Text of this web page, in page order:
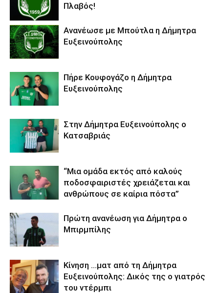
Πλαβός!
Ανανέωσε με Μπούτλα η Δήμητρα
Ευξεινούπολης
Πήρε Κουφογάζο η Δήμητρα
Ευξεινούπολης
Στην Δήμητρα Ευξεινούπολης ο
Κατσαβριάς
“Μια ομάδα εκτός από καλούς
ποδοσφαιριστές χρειάζεται και
ανθρώπους σε καίρια πόστα”
Πρώτη ανανέωση για Δήμητρα ο
Μπιρμπίλης
Κίνηση …ματ από τη Δήμητρα
Ευξεινούπολης: Δικός της ο γιατρός
του ντέρμπι